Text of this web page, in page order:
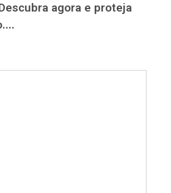
agora e proteja